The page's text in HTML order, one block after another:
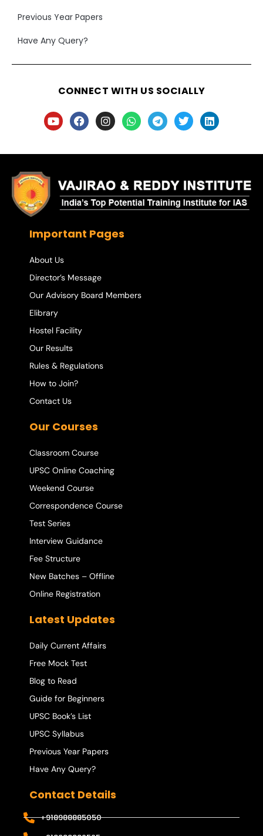
Previous Year Papers
Have Any Query?
CONNECT WITH US SOCIALLY
Important Pages
About Us
Director’s Message
Our Advisory Board Members
Elibrary
Hostel Facility
Our Results
Rules & Regulations
How to Join?
Contact Us
Our Courses
Classroom Course
UPSC Online Coaching
Weekend Course
Correspondence Course
Test Series
Interview Guidance
Fee Structure
New Batches – Offline
Online Registration
Latest Updates
Daily Current Affairs
Free Mock Test
Blog to Read
Guide for Beginners
UPSC Book’s List
UPSC Syllabus
Previous Year Papers
Have Any Query?
Contact Details
+918988885050